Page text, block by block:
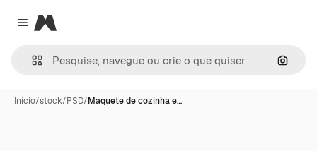
Close menu
Magnific
Início/stock/PSD/Maquete de cozinha e…